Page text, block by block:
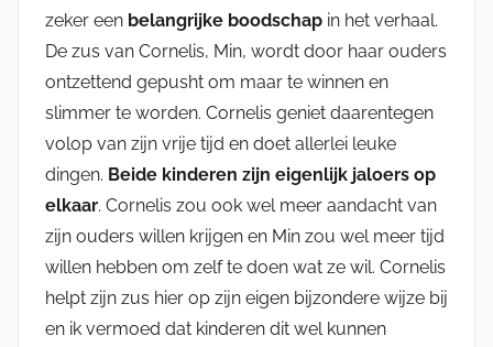
zeker een belangrijke boodschap in het verhaal.
De zus van Cornelis, Min, wordt door haar ouders
ontzettend gepusht om maar te winnen en
slimmer te worden. Cornelis geniet daarentegen
volop van zijn vrije tijd en doet allerlei leuke
dingen. Beide kinderen zijn eigenlijk jaloers op
elkaar. Cornelis zou ook wel meer aandacht van
zijn ouders willen krijgen en Min zou wel meer tijd
willen hebben om zelf te doen wat ze wil. Cornelis
helpt zijn zus hier op zijn eigen bijzondere wijze bij
en ik vermoed dat kinderen dit wel kunnen